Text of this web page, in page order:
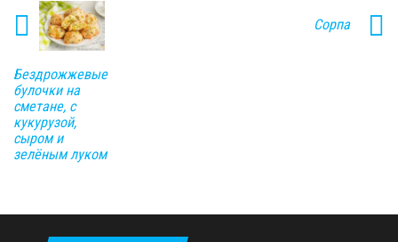
Бездрожжевые
булочки на
сметане, с
кукурузой,
сыром и
зелёным луком
Сорпа